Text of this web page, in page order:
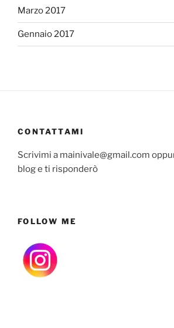
Marzo 2017
Gennaio 2017
CONTATTAMI
Scrivimi a mainivale@gmail.com
blog e ti risponderò
FOLLOW ME